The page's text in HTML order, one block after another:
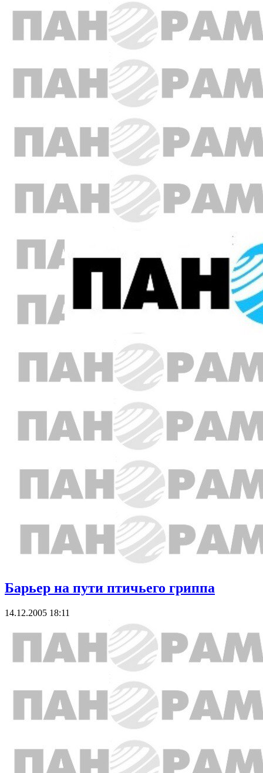
Барьер на пути птичьего гриппа
14.12.2005 18:11